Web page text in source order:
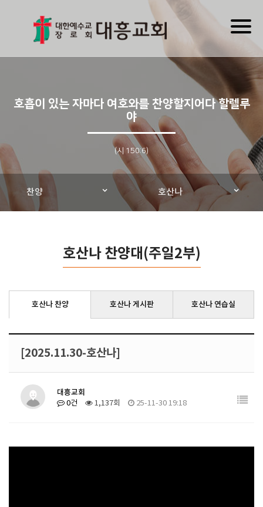
호흡이 있는 자마다 여호와를 찬양할지어다 할렐루
야
(시 150:6)
찬양 호산나
호산나 찬양대(주일2부)
호산나 찬양 호산나 게시판 호산나 연습실
[2025.11.30-호산나]
대흥교회
0건 1,137회 25-11-30 19:18